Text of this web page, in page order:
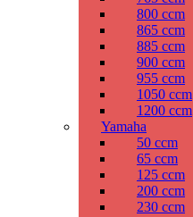
800 ccm
865 ccm
885 ccm
900 ccm
955 ccm
1050 ccm
1200 ccm
Yamaha
50 ccm
65 ccm
125 ccm
200 ccm
230 ccm